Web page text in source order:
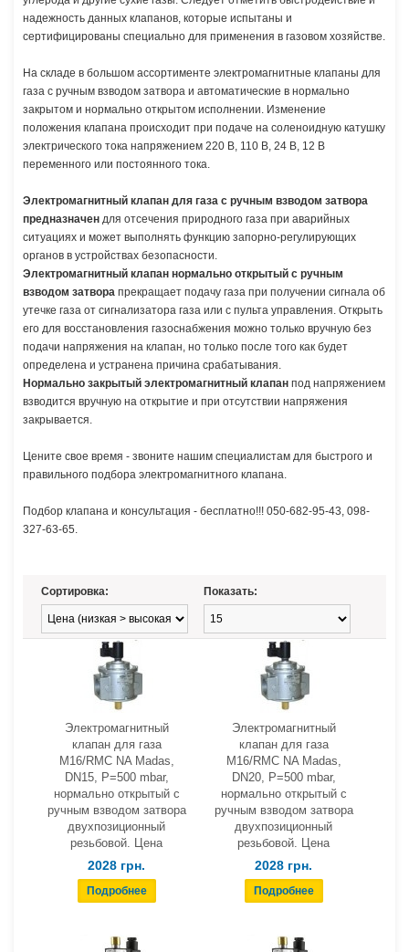
надежность данных клапанов, которые испытаны и
сертифицированы специально для применения в газовом хозяйстве.
На складе в большом ассортименте электромагнитные клапаны для
газа с ручным взводом затвора и автоматические в нормально
закрытом и нормально открытом исполнении. Изменение
положения клапана происходит при подаче на соленоидную катушку
электрического тока напряжением 220 В, 110 В, 24 В, 12 В
переменного или постоянного тока.
Электромагнитный клапан для газа с ручным взводом затвора
предназначен для отсечения природного газа при аварийных
ситуациях и может выполнять функцию запорно-регулирующих
органов в устройствах безопасности.
Электромагнитный клапан нормально открытый с ручным
взводом затвора прекращает подачу газа при получении сигнала об
утечке газа от сигнализатора газа или с пульта управления. Открыть
его для восстановления газоснабжения можно только вручную без
подачи напряжения на клапан, но только после того как будет
определена и устранена причина срабатывания.
Нормально закрытый электромагнитный клапан под напряжением
взводится вручную на открытие и при отсутствии напряжения
закрывается.
Цените свое время - звоните нашим специалистам для быстрого и
правильного подбора электромагнитного клапана.
Подбор клапана и консультация - бесплатно!!! 050-682-95-43, 098-
327-63-65.
Сортировка: Показать:
Электромагнитный
клапан для газа
M16/RMC NA Madas,
DN15, Р=500 mbar,
нормально открытый с
ручным взводом затвора
двухпозиционный
резьбовой. Цена
2028 грн.
Электромагнитный
клапан для газа
M16/RMC NA Madas,
DN20, Р=500 mbar,
нормально открытый с
ручным взводом затвора
двухпозиционный
резьбовой. Цена
2028 грн.